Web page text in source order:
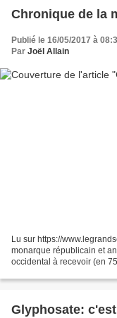
Chronique de la
Publié le 16/05/2017 à
Par Joël Allain
Lu sur https://
monarque républicain et
occidental à recevoir (en
Glyphosate: